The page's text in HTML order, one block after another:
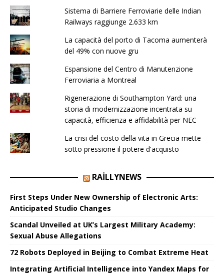
Sistema di Barriere Ferroviarie delle Indian
Railways raggiunge 2.633 km
La capacità del porto di Tacoma aumenterà
del 49% con nuove gru
Espansione del Centro di Manutenzione
Ferroviaria a Montreal
Rigenerazione di Southampton Yard: una
storia di modernizzazione incentrata su
capacità, efficienza e affidabilità per NEC
La crisi del costo della vita in Grecia mette
sotto pressione il potere d'acquisto
RAILLYNEWS
First Steps Under New Ownership of Electronic Arts:
Anticipated Studio Changes
Scandal Unveiled at UK’s Largest Military Academy:
Sexual Abuse Allegations
72 Robots Deployed in Beijing to Combat Extreme Heat
Integrating Artificial Intelligence into Yandex Maps for